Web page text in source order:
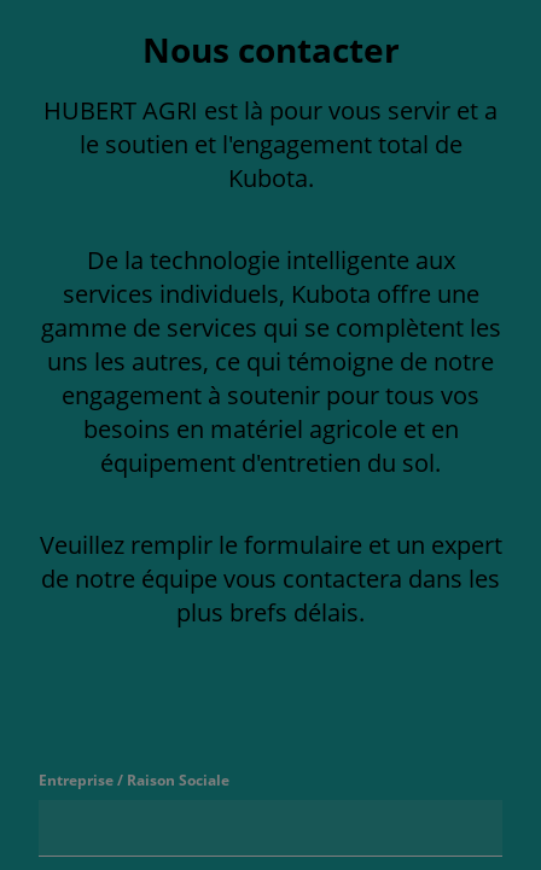
Nous contacter
HUBERT AGRI est là pour vous servir et a
le soutien et l'engagement total de
Kubota.
De la technologie intelligente aux
services individuels, Kubota offre une
gamme de services qui se complètent les
uns les autres, ce qui témoigne de notre
engagement à soutenir pour tous vos
besoins en matériel agricole et en
équipement d'entretien du sol.
Veuillez remplir le formulaire et un expert
de notre équipe vous contactera dans les
plus brefs délais.
Entreprise / Raison Sociale